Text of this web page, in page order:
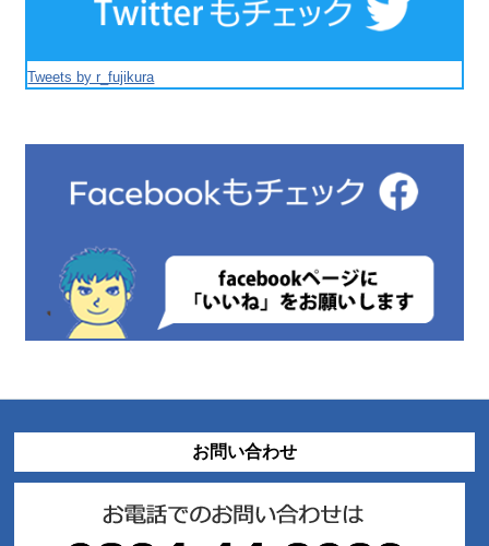
Tweets by r_fujikura
お問い合わせ